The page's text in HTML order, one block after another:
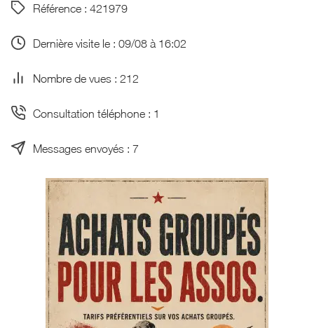
Référence : 421979
Dernière visite le : 09/08 à 16:02
Nombre de vues : 212
Consultation téléphone : 1
Messages envoyés : 7